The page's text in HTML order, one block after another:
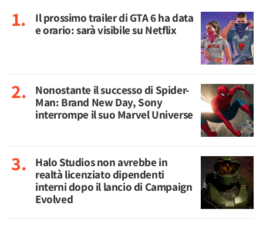
Il prossimo trailer di GTA 6 ha data
e orario: sarà visibile su Netflix
Nonostante il successo di Spider-
Man: Brand New Day, Sony
interrompe il suo Marvel Universe
Halo Studios non avrebbe in
realtà licenziato dipendenti
interni dopo il lancio di Campaign
Evolved